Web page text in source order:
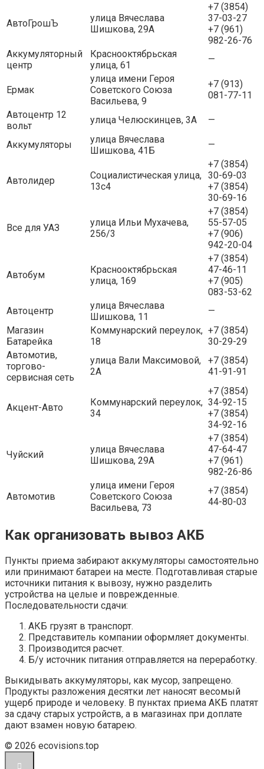
АвтоГрошЪ
улица Вячеслава
Шишкова, 29А
+7 (3854)
37-03-27
+7 (961)
982-26-76
Аккумуляторный
центр
Краснооктябрьская
улица, 61
—
Ермак
улица имени Героя
Советского Союза
Васильева, 9
+7 (913)
081-77-11
Автоцентр 12
вольт
улица Челюскинцев, 3А —
Аккумуляторы
улица Вячеслава
Шишкова, 41Б
—
Автолидер
Социалистическая улица,
13с4
+7 (3854)
30-69-03
+7 (3854)
30-69-16
Все для УАЗ
улица Ильи Мухачева,
256/3
+7 (3854)
55-57-05
+7 (906)
942-20-04
Автобум
Краснооктябрьская
улица, 169
+7 (3854)
47-46-11
+7 (905)
083-53-62
Автоцентр
улица Вячеслава
Шишкова, 11
—
Магазин
Батарейка
Коммунарский переулок,
18
+7 (3854)
30-29-29
Автомотив,
торгово-
сервисная сеть
улица Вали Максимовой,
2А
+7 (3854)
41-91-91
Акцент-Авто
Коммунарский переулок,
34
+7 (3854)
34-92-15
+7 (3854)
34-92-16
Чуйский
улица Вячеслава
Шишкова, 29А
+7 (3854)
47-64-47
+7 (961)
982-26-86
Автомотив
улица имени Героя
Советского Союза
Васильева, 73
+7 (3854)
44-80-03
Как организовать вывоз АКБ
Пункты приема забирают аккумуляторы самостоятельно
или принимают батареи на месте. Подготавливая старые
источники питания к вывозу, нужно разделить
устройства на целые и поврежденные.
Последовательности сдачи:
АКБ грузят в транспорт.
Представитель компании оформляет документы.
Производится расчет.
Б/у источник питания отправляется на переработку.
Выкидывать аккумуляторы, как мусор, запрещено.
Продукты разложения десятки лет наносят весомый
ущерб природе и человеку. В пунктах приема АКБ платят
за сдачу старых устройств, а в магазинах при доплате
дают взамен новую батарею.
© 2026 ecovisions.top